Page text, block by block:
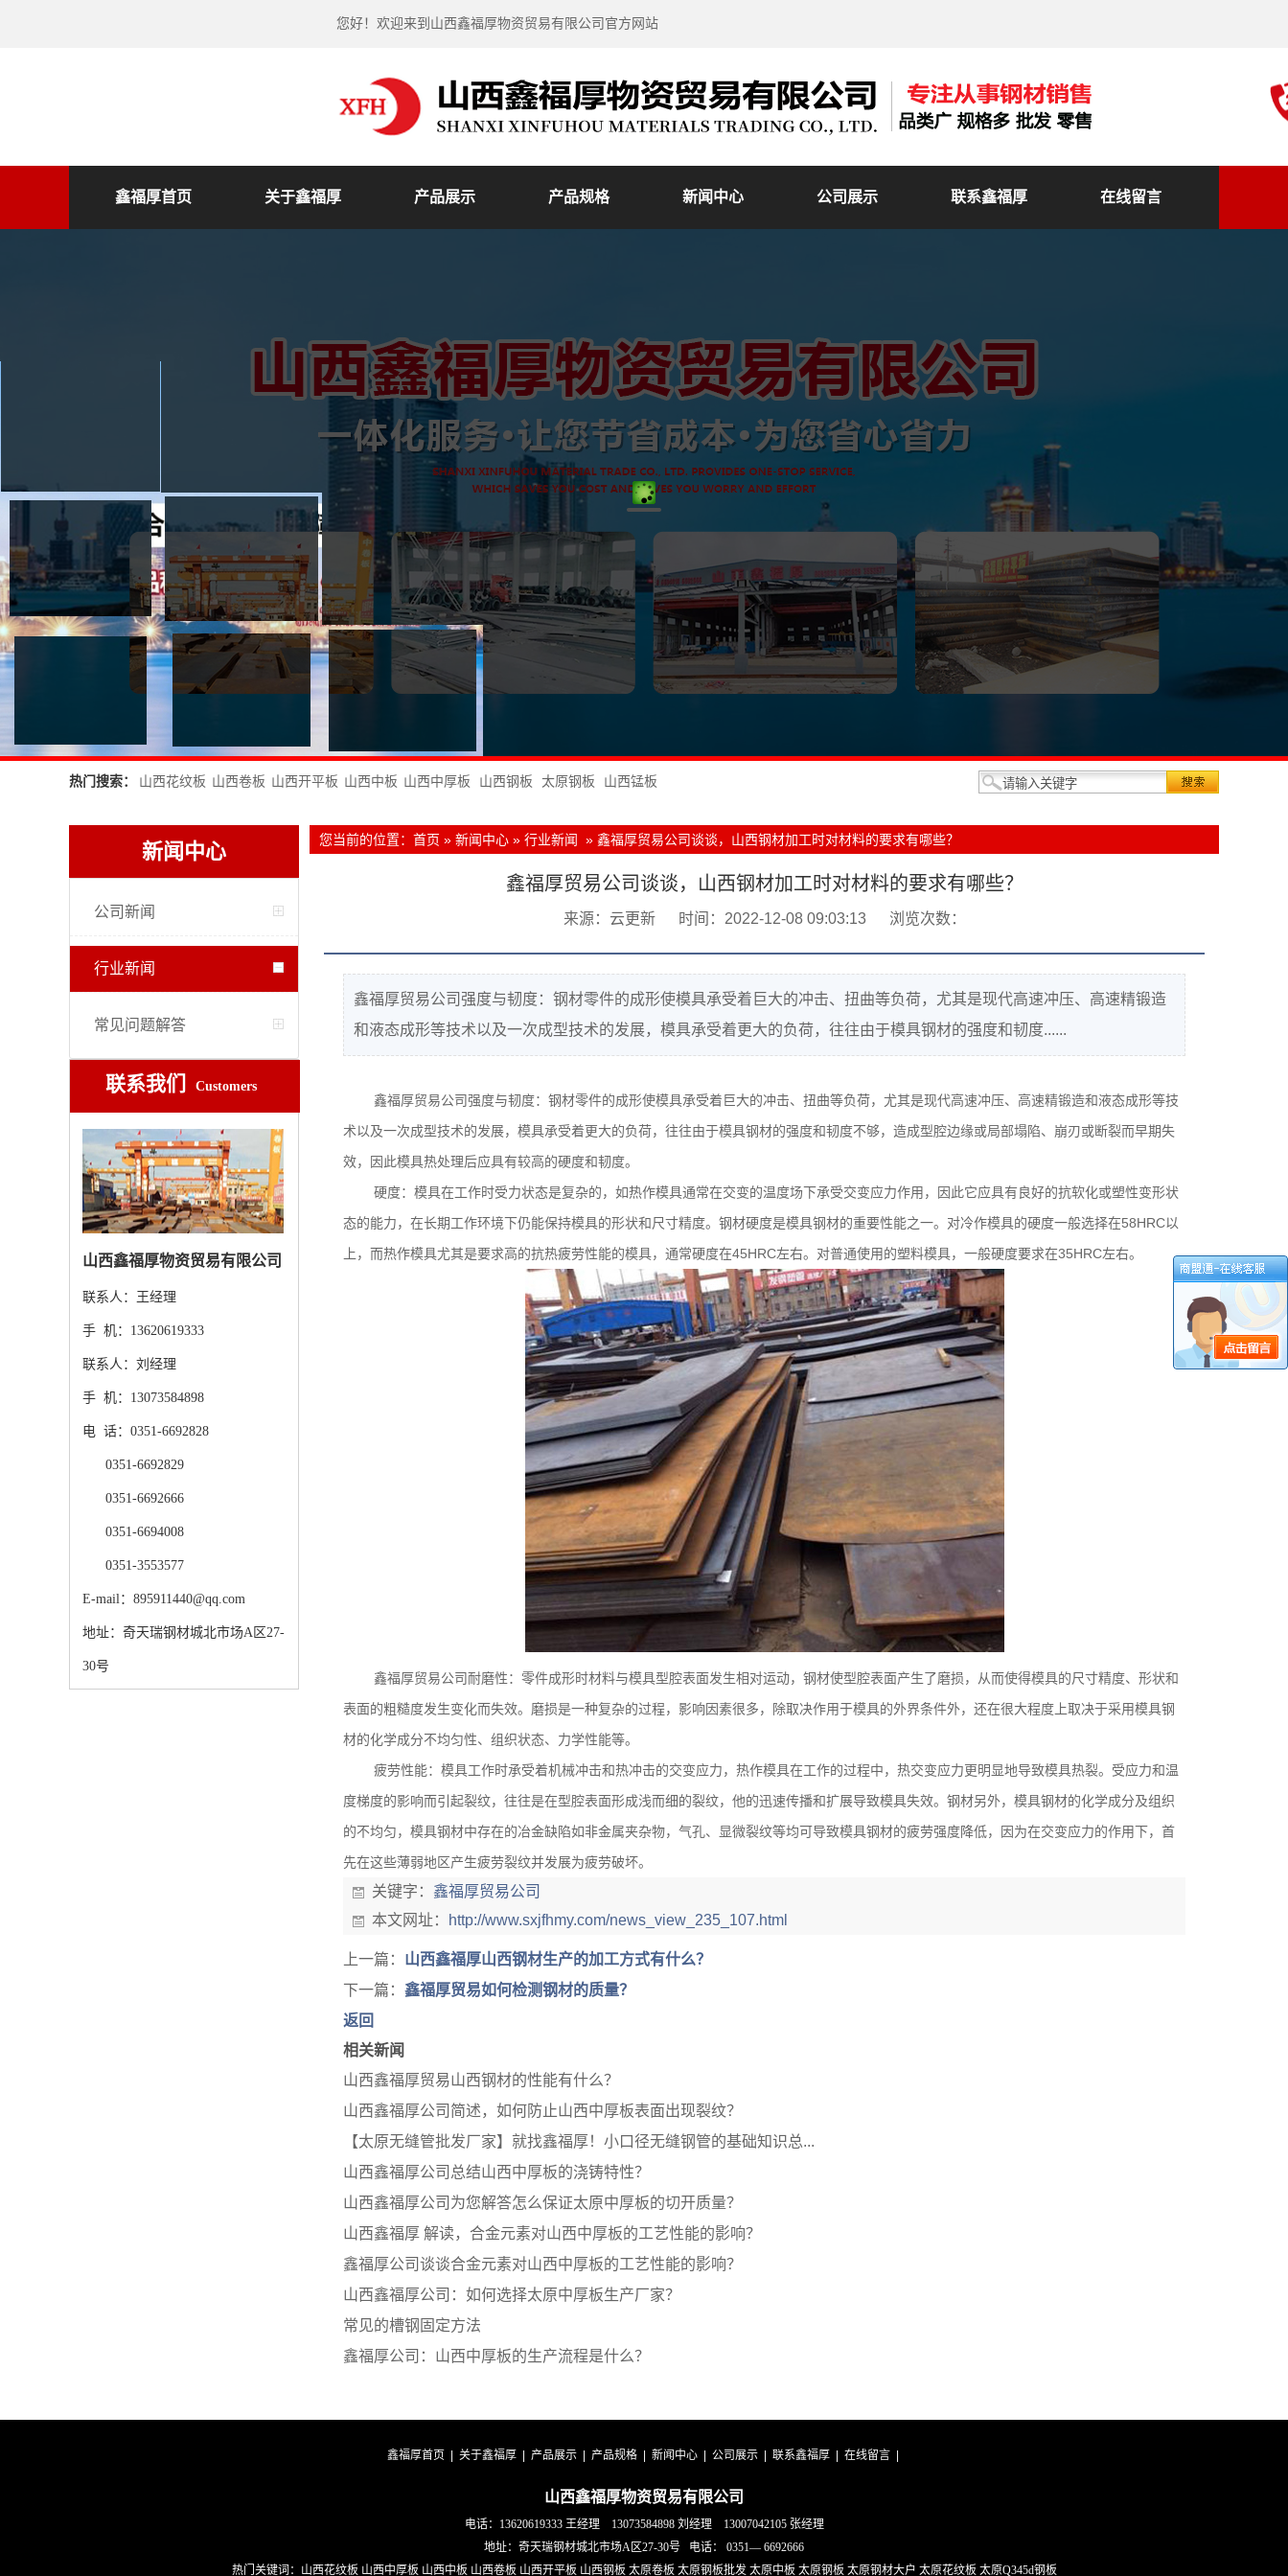
您好！欢迎来到山西鑫福厚物资贸易有限公司官方网站
鑫福厚首页 关于鑫福厚 产品展示 产品规格 新闻中心 公司展示 联系鑫福厚 在线留言
热门搜索： 山西花纹板 山西卷板 山西开平板 山西中板 山西中厚板 山西钢板 太原钢板 山西锰板
新闻中心
公司新闻
行业新闻
常见问题解答
联系我们 Customers
山西鑫福厚物资贸易有限公司
联系人：王经理
手 机：13620619333
联系人：刘经理
手 机：13073584898
电 话：0351-6692828
0351-6692829
0351-6692666
0351-6694008
0351-3553577
E-mail：895911440@qq.com
地址：奇天瑞钢材城北市场A区27-
30号
您当前的位置： 首页 » 新闻中心 » 行业新闻 » 鑫福厚贸易公司谈谈，山西钢材加工时对材料的要求有哪些？
鑫福厚贸易公司谈谈，山西钢材加工时对材料的要求有哪些？
来源：云更新 时间：2022-12-08 09:03:13 浏览次数：
鑫福厚贸易公司强度与韧度：钢材零件的成形使模具承受着巨大的冲击、扭曲等负荷，尤其是现代高速冲压、高速精锻造
和液态成形等技术以及一次成型技术的发展，模具承受着更大的负荷，往往由于模具钢材的强度和韧度......
鑫福厚贸易公司强度与韧度：钢材零件的成形使模具承受着巨大的冲击、扭曲等负荷，尤其是现代高速冲压、高速精锻造和液态成形等技
术以及一次成型技术的发展，模具承受着更大的负荷，往往由于模具钢材的强度和韧度不够，造成型腔边缘或局部塌陷、崩刃或断裂而早期失
效，因此模具热处理后应具有较高的硬度和韧度。
硬度：模具在工作时受力状态是复杂的，如热作模具通常在交变的温度场下承受交变应力作用，因此它应具有良好的抗软化或塑性变形状
态的能力，在长期工作环境下仍能保持模具的形状和尺寸精度。钢材硬度是模具钢材的重要性能之一。对冷作模具的硬度一般选择在58HRC以
上，而热作模具尤其是要求高的抗热疲劳性能的模具，通常硬度在45HRC左右。对普通使用的塑料模具，一般硬度要求在35HRC左右。
鑫福厚贸易公司耐磨性：零件成形时材料与模具型腔表面发生相对运动，钢材使型腔表面产生了磨损，从而使得模具的尺寸精度、形状和
表面的粗糙度发生变化而失效。磨损是一种复杂的过程，影响因素很多，除取决作用于模具的外界条件外，还在很大程度上取决于采用模具钢
材的化学成分不均匀性、组织状态、力学性能等。
疲劳性能：模具工作时承受着机械冲击和热冲击的交变应力，热作模具在工作的过程中，热交变应力更明显地导致模具热裂。受应力和温
度梯度的影响而引起裂纹，往往是在型腔表面形成浅而细的裂纹，他的迅速传播和扩展导致模具失效。钢材另外，模具钢材的化学成分及组织
的不均匀，模具钢材中存在的冶金缺陷如非金属夹杂物，气孔、显微裂纹等均可导致模具钢材的疲劳强度降低，因为在交变应力的作用下，首
先在这些薄弱地区产生疲劳裂纹并发展为疲劳破坏。
关键字： 鑫福厚贸易公司
本文网址：
http://www.sxjfhmy.com/news_view_235_107.html
上一篇： 山西鑫福厚山西钢材生产的加工方式有什么？
下一篇： 鑫福厚贸易如何检测钢材的质量？
返回
相关新闻
山西鑫福厚贸易山西钢材的性能有什么？
山西鑫福厚公司简述，如何防止山西中厚板表面出现裂纹？
【太原无缝管批发厂家】就找鑫福厚！小口径无缝钢管的基础知识总...
山西鑫福厚公司总结山西中厚板的浇铸特性？
山西鑫福厚公司为您解答怎么保证太原中厚板的切开质量？
山西鑫福厚 解读，合金元素对山西中厚板的工艺性能的影响？
鑫福厚公司谈谈合金元素对山西中厚板的工艺性能的影响？
山西鑫福厚公司：如何选择太原中厚板生产厂家？
常见的槽钢固定方法
鑫福厚公司：山西中厚板的生产流程是什么？
鑫福厚首页 关于鑫福厚| 产品展示| 产品规格| 新闻中心| 公司展示| 联系鑫福厚| 在线留言|
山西鑫福厚物资贸易有限公司
电话：13620619333 王经理 13073584898 刘经理 13007042105 张经理
地址：奇天瑞钢材城北市场A区27-30号 电话： 0351— 6692666
热门关键词：山西花纹板 山西中厚板 山西中板 山西卷板 山西开平板 山西钢板 太原卷板 太原钢板批发 太原中板 太原钢板 太原钢材大户 太原花纹板 太原Q345d钢板